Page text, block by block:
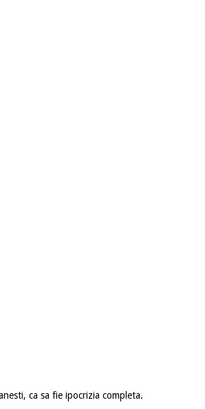
ca sa fie ipocrizia completa.